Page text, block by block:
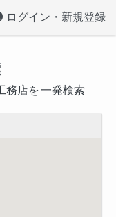
ログイン・新規登録
務店を一発検索